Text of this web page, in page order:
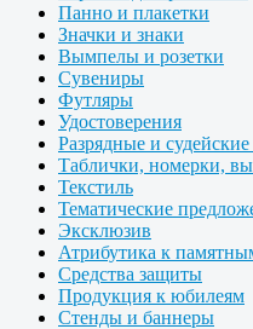
Панно и плакетки
Значки и знаки
Вымпелы и розетки
Сувениры
Футляры
Удостоверения
Разрядные и
Таблички, номерки,
Текстиль
Тематические
Эксклюзив
Атрибутика к
Средства защиты
Продукция к юбилеям
Стенды и баннеры